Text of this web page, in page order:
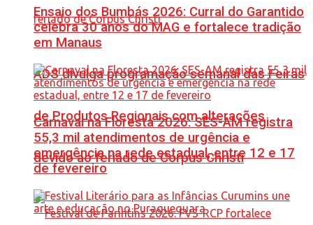
ADS divulga programação semanal das Feiras
de Produtos Regionais com alterações
devido ao feriado de Corpus Christi
Ensaio dos Bumbás 2026: Curral do Garantido
celebra 30 anos do MAG e fortalece tradição
em Manaus
Carnaval na Floresta 2026: SES-AM registra
55,3 mil atendimentos de urgência e
emergência na rede estadual, entre 12 e 17
de fevereiro